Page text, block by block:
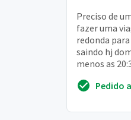
Preciso de
fazer uma
redonda
saindo hj
menos as
8h da manhã
Pedido